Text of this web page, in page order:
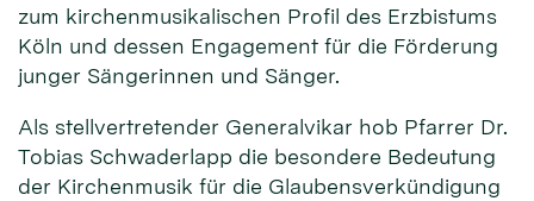
zum kirchenmusikalischen Profil des Erzbistums
Köln und dessen Engagement für die Förderung
junger Sängerinnen und Sänger.
Als stellvertretender Generalvikar hob Pfarrer Dr.
Tobias Schwaderlapp die besondere Bedeutung
der Kirchenmusik für die Glaubensverkündigung